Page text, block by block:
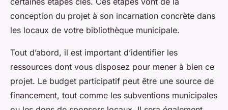
conception du projet à son incarnation concrète dans
les locaux de votre bibliothèque municipale.
Tout d’abord, il est important d’identifier les
ressources dont vous disposez pour mener à bien ce
projet. Le budget participatif peut être une source de
financement, tout comme les subventions municipales